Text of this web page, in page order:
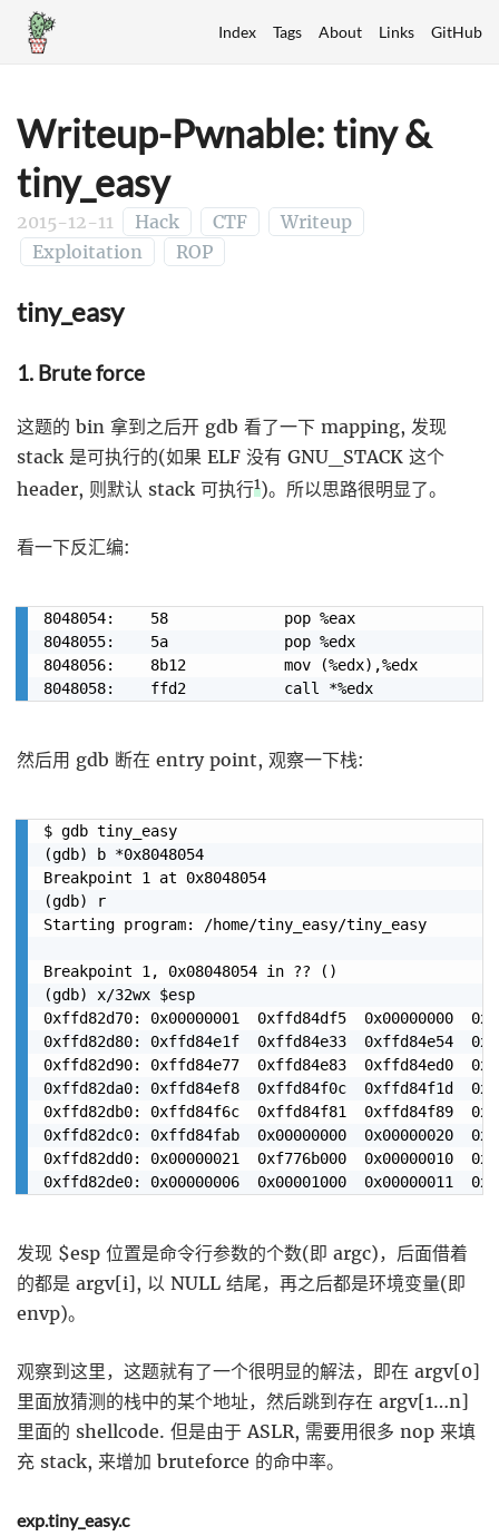
Index Tags About Links GitHub
Writeup-Pwnable: tiny &
tiny_easy
2015-12-11 Hack CTF
Writeup
Exploitation
ROP
tiny_easy
1. Brute force
这题的 bin 拿到之后开 gdb 看了一下 mapping, 发现
stack 是可执行的(如果 ELF 没有 GNU_STACK 这个
header, 则默认 stack 可执行1)。所以思路很明显了。
看一下反汇编:
8048054:	58             pop %eax
8048055:	5a             pop %edx
8048056:	8b12           mov (%edx),%edx
然后用 gdb 断在 entry point, 观察一下栈:
$ gdb tiny_easy
(gdb) b *0x8048054
Breakpoint 1 at 0x8048054
(gdb) r
Starting program: /home/tiny_easy/tiny_easy
Breakpoint 1, 0x08048054 in ?? ()
(gdb) x/32wx $esp
0xffd82d70: 0x00000001  0xffd84df5  0x00000000
0xffd82d80: 0xffd84e1f  0xffd84e33  0xffd84e54
0xffd82d90: 0xffd84e77  0xffd84e83  0xffd84ed0
0xffd82da0: 0xffd84ef8  0xffd84f0c  0xffd84f1d
0xffd82db0: 0xffd84f6c  0xffd84f81  0xffd84f89
0xffd82dc0: 0xffd84fab  0x00000000  0x00000020
0xffd82dd0: 0x00000021  0xf776b000  0x00000010
发现 $esp 位置是命令行参数的个数(即 argc)，后面借着
的都是 argv[i], 以 NULL 结尾，再之后都是环境变量(即
envp)。
观察到这里，这题就有了一个很明显的解法，即在 argv[0]
里面放猜测的栈中的某个地址，然后跳到存在 argv[1…n]
里面的 shellcode. 但是由于 ASLR, 需要用很多 nop 来填
充 stack, 来增加 bruteforce 的命中率。
exp.tiny_easy.c